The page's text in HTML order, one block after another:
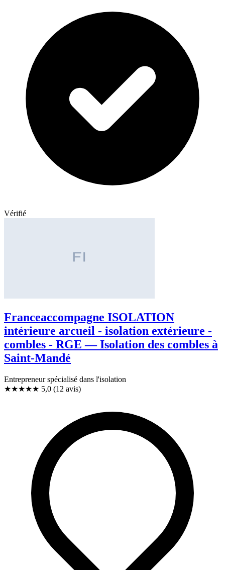
Vérifié
Franceaccompagne ISOLATION
intérieure arcueil - isolation extérieure -
combles - RGE — Isolation des combles à
Saint-Mandé
Entrepreneur spécialisé dans l'isolation
★★★★★ 5,0 (12 avis)